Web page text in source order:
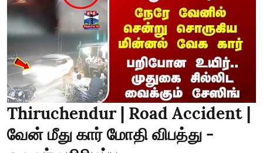
Thiruchendur | Road Accident |
வேன் மீது கார் மோதி விபத்து -